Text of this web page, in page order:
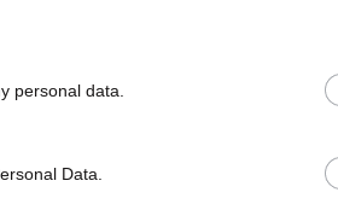
personal data.
Data.
Q